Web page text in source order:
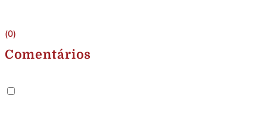
(0)
Comentários